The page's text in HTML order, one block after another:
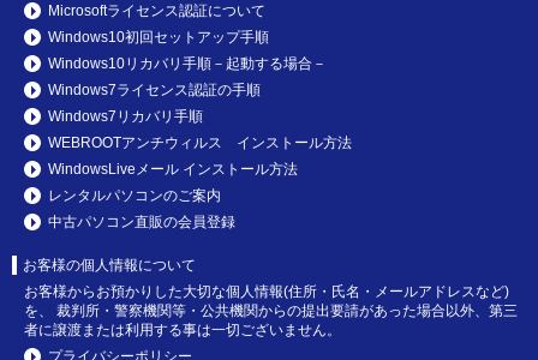
Microsoftライセンス認証について
Windows10初回セットアップ手順
Windows10リカバリ手順－起動する場合－
Windows7ライセンス認証の手順
Windows7リカバリ手順
WEBROOTアンチウィルス インストール方法
WindowsLiveメール インストール方法
レンタルパソコンのご案内
中古パソコン直販の会員登録
お客様の個人情報について
お客様からお預かりした大切な個人情報(住所・氏名・メールアドレスなど)
を、 裁判所・警察機関等・公共機関からの提出要請があった場合以外、第三
者に譲渡または利用する事は一切ございません。
プライバシーポリシー